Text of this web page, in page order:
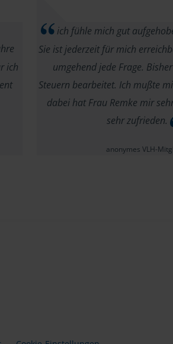
ich
ich fühle mich gut
Sie ist jederzeit für mich
umgehend jede Frage.
Steuern bearbeitet. Ich mußte
dabei hat Frau Remke mir
sehr zufrieden.
anonymes VLH-